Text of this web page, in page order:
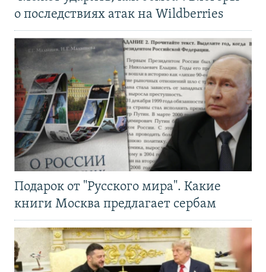
о последствиях атак на Wildberries
Подарок от "Русского мира". Какие
книги Москва предлагает сербам